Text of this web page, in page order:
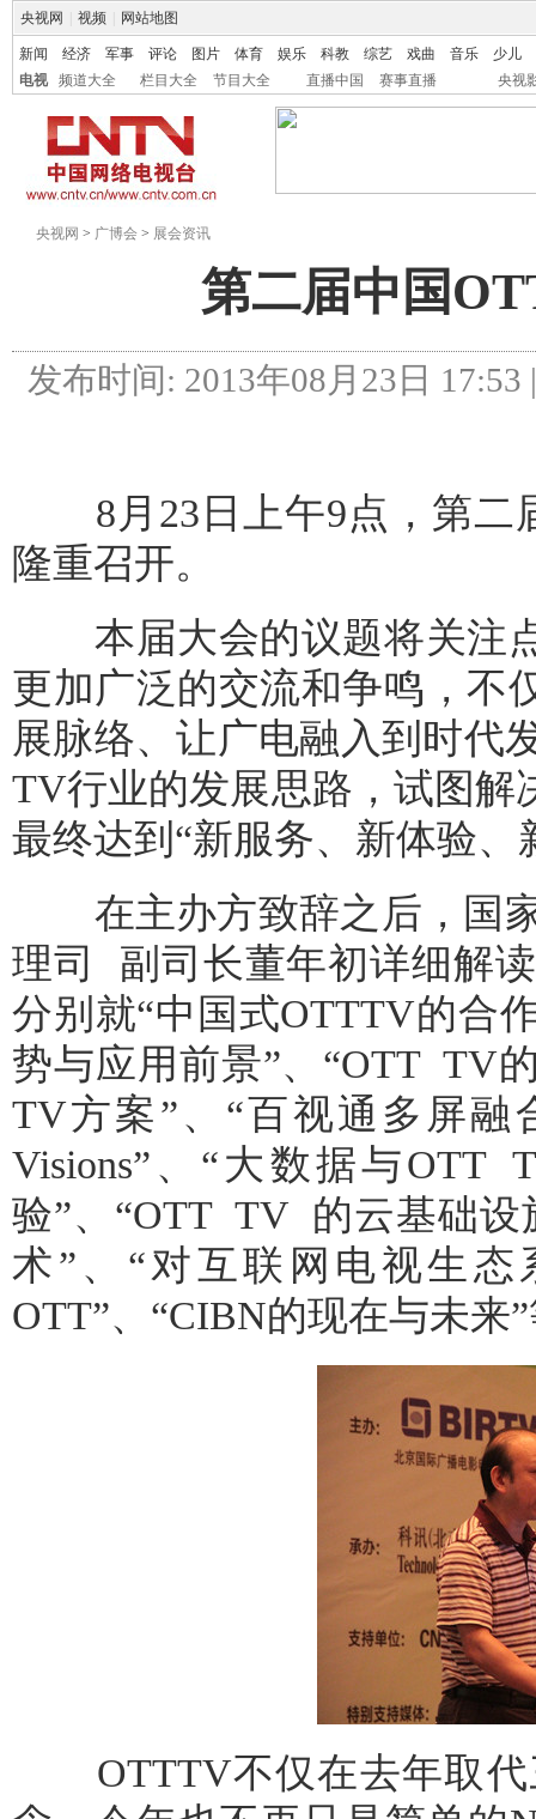
央视网 视频 网站地图
新闻 经济 军事 评论 图片 体育 娱乐 科教 综艺 戏曲 音乐
少儿
电视
频道大全 栏目大全 节目大全 直播中国 赛事直播 央视
央视网 > 广博会 > 展会资讯
第二届中国
发布时间: 2013年08月23日 17:53
8月23日上午9点，第二
隆重召开。
本届大会的议题将关注
更加广泛的交流和争鸣，不
展脉络、让广电融入到时代
TV行业的发展思路，试图解
最终达到“新服务、新体验
在主办方致辞之后，国家
理司 副司长董年初详细解
分别就“中国式OTTTV的合
势与应用前景”、“OTT TV
TV方案”、“百视通多屏融
Visions”、“大数据与OTT
验”、“OTT TV 的云基础
术”、“对互联网电视生
OTT”、“CIBN的现在与未来
OTTTV不仅在去年取代